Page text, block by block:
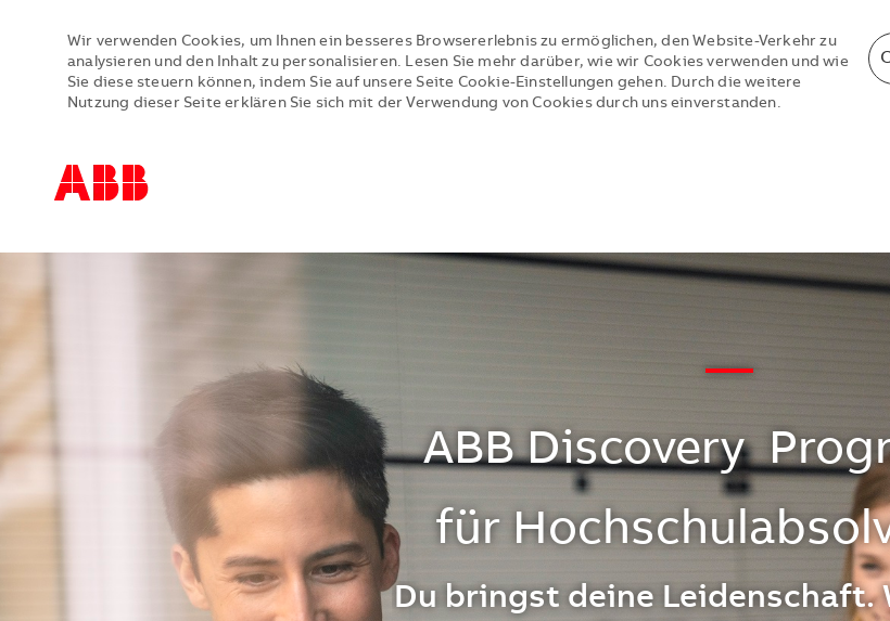
Wir verwenden Cookies, um Ihnen ein besseres Browsererlebnis zu ermöglichen, den Website-Verkehr zu
analysieren und den Inhalt zu personalisieren. Lesen Sie mehr darüber, wie wir Cookies verwenden und wie
Sie diese steuern können, indem Sie auf unsere Seite Cookie-Einstellungen gehen. Durch die weitere
Nutzung dieser Seite erklären Sie sich mit der Verwendung von Cookies durch uns einverstanden.
—
ABB Discovery
für
Du bringst deine Leidenschaft.